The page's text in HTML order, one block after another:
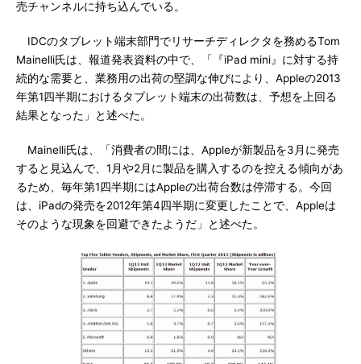
売チャンネルに持ち込んでいる。
IDCのタブレット端末部門でリサーチディレクタを務めるTom
Mainelli氏は、報道発表資料の中で、「『iPad mini』に対する持
続的な需要と、業務用の出荷の堅調な伸びにより、Appleの2013
年第1四半期におけるタブレット端末の出荷数は、予想を上回る
結果となった」と述べた。
Mainelli氏は、「消費者の間には、Appleが新製品を3月に発売
すると見込んで、1月や2月に製品を購入するのを控える傾向があ
るため、毎年第1四半期にはAppleの出荷台数は停滞する。今回
は、iPadの発売を2012年第4四半期に変更したことで、Appleは
そのような現象を回避できたようだ」と述べた。